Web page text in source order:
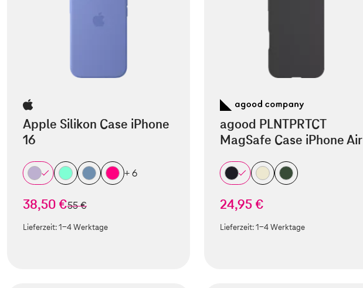
Apple Silikon Case iPhone
16
+ 6
38,50 €statt
55 €
Lieferzeit:1-4 Werktage
agood PLNTPRTCT
MagSafe Case iPhone Air
24,95 €
Lieferzeit:1-4 Werktage